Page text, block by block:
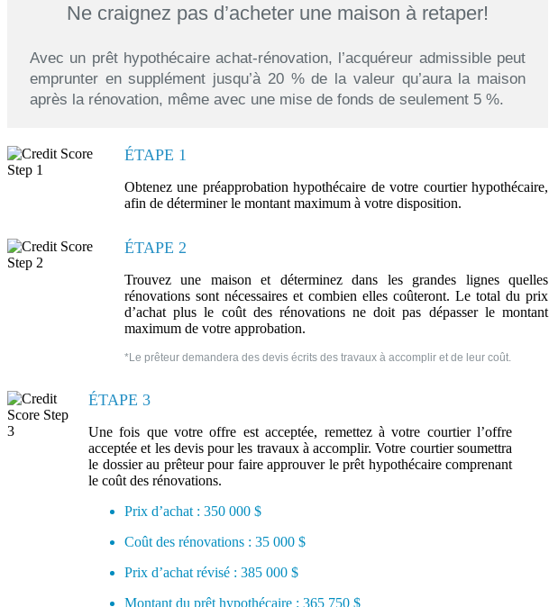
Ne craignez pas d’acheter une maison à retaper!
Avec un prêt hypothécaire achat-rénovation, l’acquéreur admissible peut
emprunter en supplément jusqu’à 20 % de la valeur qu’aura la maison
après la rénovation, même avec une mise de fonds de seulement 5 %.
ÉTAPE 1
Obtenez une préapprobation hypothécaire de votre courtier hypothécaire,
afin de déterminer le montant maximum à votre disposition.
ÉTAPE 2
Trouvez une maison et déterminez dans les grandes lignes quelles
rénovations sont nécessaires et combien elles coûteront. Le total du prix
d’achat plus le coût des rénovations ne doit pas dépasser le montant
maximum de votre approbation.
*Le prêteur demandera des devis écrits des travaux à accomplir et de leur coût.
ÉTAPE 3
Une fois que votre offre est acceptée, remettez à votre courtier l’offre
acceptée et les devis pour les travaux à accomplir. Votre courtier soumettra
le dossier au prêteur pour faire approuver le prêt hypothécaire comprenant
le coût des rénovations.
Prix d’achat : 350 000 $
Coût des rénovations : 35 000 $
Prix d’achat révisé : 385 000 $
Montant du prêt hypothécaire : 365 750 $